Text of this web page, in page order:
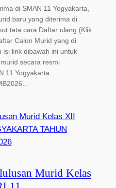
di SMAN 11 Yogyakarta,
baru yang diterima di
tata cara Daftar ulang (Klik
Calon Murid yang di
isi link dibawah ini untuk
secara resmi
11 Yogyakarta.
Murid Kelas